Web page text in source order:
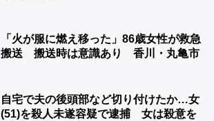
「火が服に燃え移った」86歳女性が救急
搬送 搬送時は意識あり 香川・丸亀市
自宅で夫の後頭部など切り付けたか…女
(51)を殺人未遂容疑で逮捕 女は殺意を